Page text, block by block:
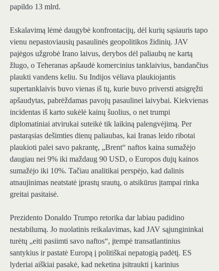
papildo 13 mlrd.
Eskalavimą lėmė daugybė konfrontacijų, dėl kurių sąsiauris tapo
vienu nepastoviausių pasaulinės geopolitikos židinių. JAV
pajėgos užgrobė Irano laivus, derybos dėl paliaubų ne kartą
žlugo, o Teheranas apšaudė komercinius tanklaivius, bandančius
plaukti vandens keliu. Su Indijos vėliava plaukiojantis
supertanklaivis buvo vienas iš tų, kurie buvo priversti atsigręžti
apšaudytas, pabrėždamas pavojų pasaulinei laivybai. Kiekvienas
incidentas iš karto sukėlė kainų šuolius, o net trumpi
diplomatiniai atvirukai suteikė tik laikiną palengvėjimą. Per
pastarąsias dešimties dienų paliaubas, kai Iranas leido ribotai
plaukioti palei savo pakrantę, „Brent“ naftos kaina sumažėjo
daugiau nei 9% iki maždaug 90 USD, o Europos dujų kainos
sumažėjo iki 10%. Tačiau analitikai perspėjo, kad dalinis
atnaujinimas neatstatė įprastų srautų, o atsikūrus įtampai rinka
greitai pasitaisė.
Prezidento Donaldo Trumpo retorika dar labiau padidino
nestabilumą. Jo nuolatinis reikalavimas, kad JAV sąjungininkai
turėtų „eiti pasiimti savo naftos“, įtempė transatlantinius
santykius ir pastatė Europą į politiškai nepatogią padėtį. ES
lyderiai aiškiai pasakė, kad neketina įsitraukti į karinius